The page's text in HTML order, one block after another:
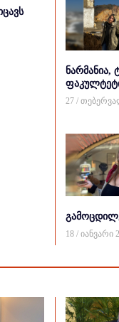
ნარმანია,
27 /
18 / იანვარი